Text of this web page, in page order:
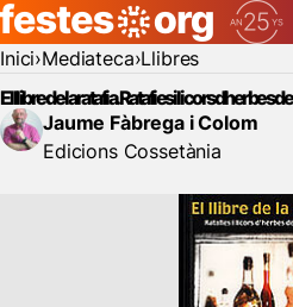
Inici Mediateca Llibres
El llibre de la ratafia. Ratafies i licors d'herbes
Jaume Fàbrega i Colom
Edicions Cossetània